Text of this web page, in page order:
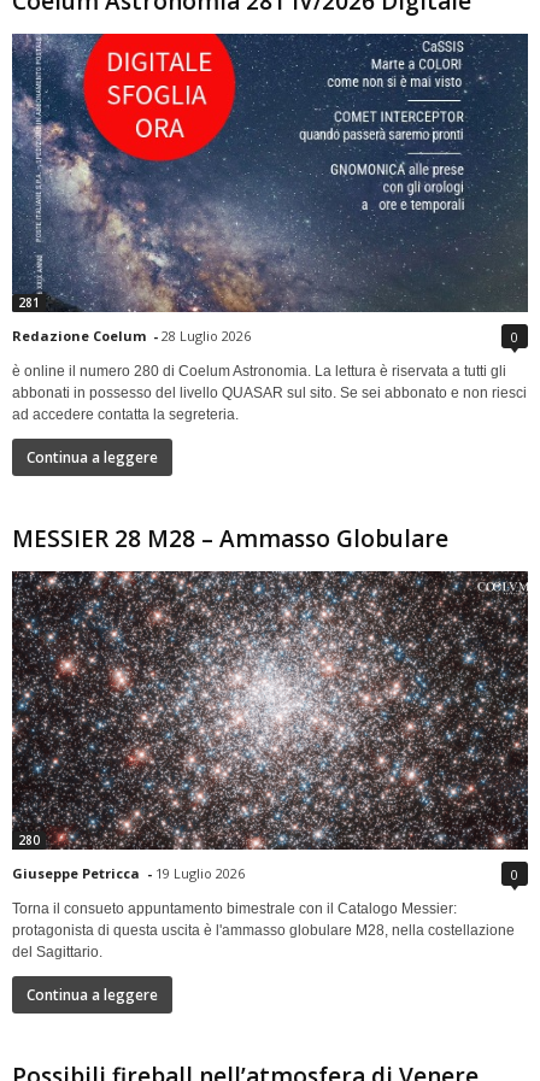
281
Redazione Coelum - 28 Luglio 2026 0
è online il numero 280 di Coelum Astronomia. La lettura è riservata a tutti gli
abbonati in possesso del livello QUASAR sul sito. Se sei abbonato e non riesci
ad accedere contatta la segreteria.
Continua a leggere
MESSIER 28 M28 – Ammasso Globulare
280
Giuseppe Petricca - 19 Luglio 2026 0
Torna il consueto appuntamento bimestrale con il Catalogo Messier:
protagonista di questa uscita è l'ammasso globulare M28, nella costellazione
del Sagittario.
Continua a leggere